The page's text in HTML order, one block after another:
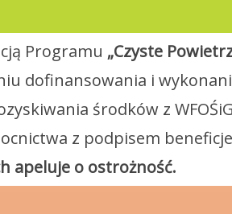
Programu „Czyste
dofinansowania i
środków z
z podpisem
apeluje o ostrożność.